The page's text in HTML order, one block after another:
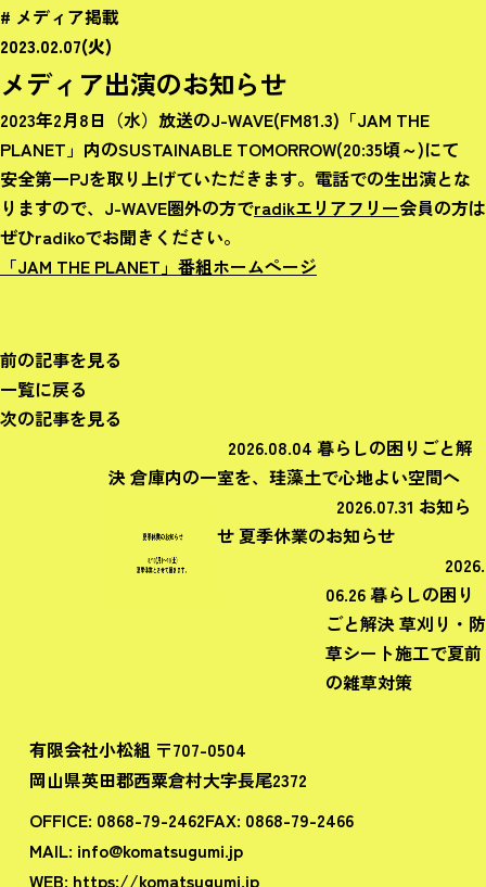
# メディア掲載
2023.02.07(火)
メディア出演のお知らせ
2023年2月8日（水）放送のJ-WAVE(FM81.3)「JAM THE
PLANET」内のSUSTAINABLE TOMORROW(20:35頃～)にて
安全第一PJを取り上げていただきます。電話での生出演とな
りますので、J-WAVE圏外の方でradikエリアフリー会員の方は
ぜひradikoでお聞きください。
「JAM THE PLANET」番組ホームページ
前の記事を見る
一覧に戻る
次の記事を見る
2026.08.04 暮らしの困りごと解
決 倉庫内の一室を、珪藻土で心地よい空間へ
2026.07.31 お知ら
せ夏季休業のお知らせ
2026.
06.26暮らしの困り
ごと解決 草刈り・防
草シート施工で夏前
の雑草対策
有限会社小松組 〒707-0504
岡山県英田郡西粟倉村大字長尾2372
OFFICE: 0868-79-2462FAX: 0868-79-2466
MAIL: info@komatsugumi.jp
WEB: https://komatsugumi.jp